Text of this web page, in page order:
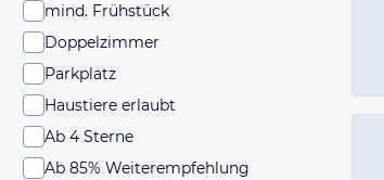
mind. Frühstück
Doppelzimmer
Parkplatz
Haustiere erlaubt
Ab 4 Sterne
Ab 85% Weiterempfehlung